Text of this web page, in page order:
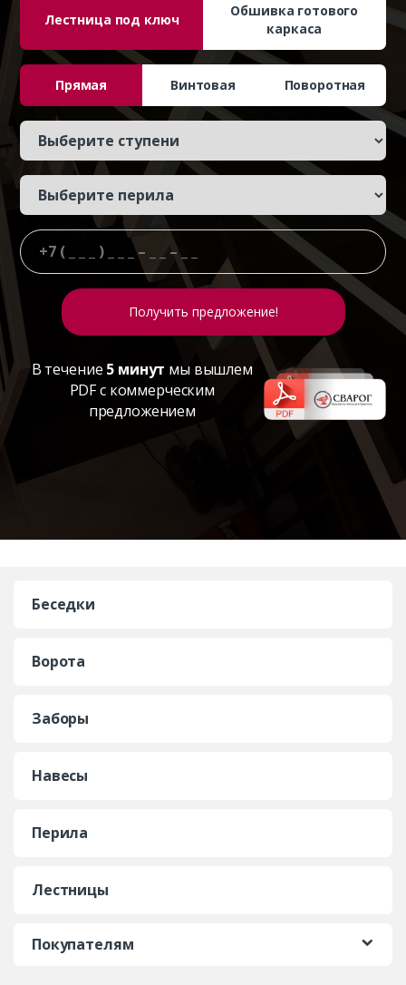
Лестница под ключ
Обшивка готового
каркаса
Прямая Винтовая Поворотная
В течение 5 минут мы вышлем
PDF с коммерческим
предложением
Беседки
Ворота
Заборы
Навесы
Перила
Лестницы
Покупателям